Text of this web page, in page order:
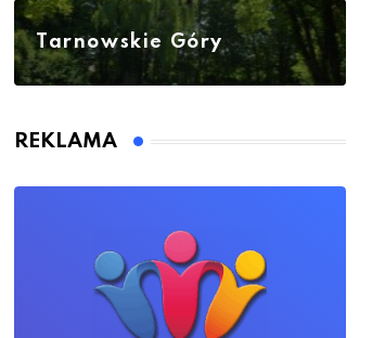
Tarnowskie Góry
REKLAMA